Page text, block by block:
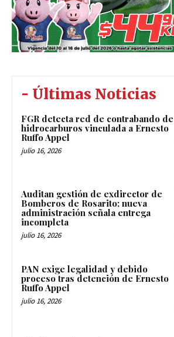
- Últimas Noticias
FGR detecta red de contrabando de
hidrocarburos vinculada a Ernesto
Ruffo Appel
julio 16, 2026
Auditan gestión de exdirector de
Bomberos de Rosarito; nueva
administración señala entrega
incompleta
julio 16, 2026
PAN exige legalidad y debido
proceso tras detención de Ernesto
Ruffo Appel
julio 16, 2026